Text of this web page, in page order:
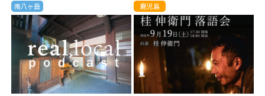
南八ヶ岳 鹿児島